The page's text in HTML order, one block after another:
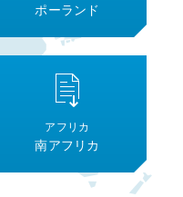
ポーランド
アフリカ
南アフリカ